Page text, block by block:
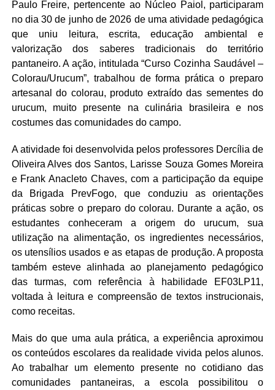
Paulo Freire, pertencente ao Núcleo Paiol, participaram
no dia 30 de junho de 2026 de uma atividade pedagógica
que uniu leitura, escrita, educação ambiental e
valorização dos saberes tradicionais do território
pantaneiro. A ação, intitulada “Curso Cozinha Saudável –
Colorau/Urucum”, trabalhou de forma prática o preparo
artesanal do colorau, produto extraído das sementes do
urucum, muito presente na culinária brasileira e nos
costumes das comunidades do campo.
A atividade foi desenvolvida pelos professores Dercília de
Oliveira Alves dos Santos, Larisse Souza Gomes Moreira
e Frank Anacleto Chaves, com a participação da equipe
da Brigada PrevFogo, que conduziu as orientações
práticas sobre o preparo do colorau. Durante a ação, os
estudantes conheceram a origem do urucum, sua
utilização na alimentação, os ingredientes necessários,
os utensílios usados e as etapas de produção. A proposta
também esteve alinhada ao planejamento pedagógico
das turmas, com referência à habilidade EF03LP11,
voltada à leitura e compreensão de textos instrucionais,
como receitas.
Mais do que uma aula prática, a experiência aproximou
os conteúdos escolares da realidade vivida pelos alunos.
Ao trabalhar um elemento presente no cotidiano das
comunidades pantaneiras, a escola possibilitou o